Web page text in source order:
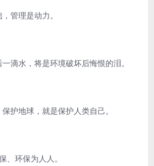
管理是动力。
滴水，将是环境破坏后悔恨的泪。
护地球，就是保护人类自己。
、环保为人人。